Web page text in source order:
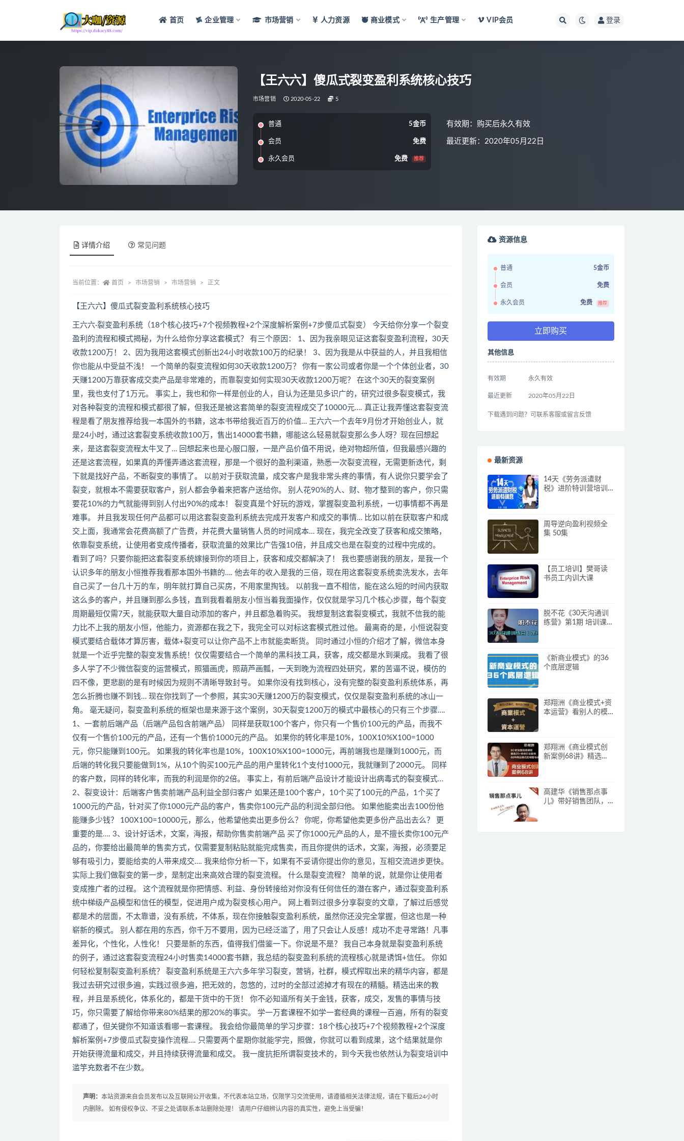
首页 企业管理 市场营销 人力资源 商业模式 生产管理 VIP会员 登录
【王六六】傻瓜式裂变盈利系统核心技巧
市场营销 2020-05-22 5
普通 5金币
会员 免费
永久会员 免费 推荐
有效期：购买后永久有效
最近更新：2020年05月22日
详情介绍 常见问题
当前位置： 首页 市场营销 市场营销 正文
【王六六】傻瓜式裂变盈利系统核心技巧
王六六·裂变盈利系统（18个核心技巧+7个视频教程+2个深度解析案例+7步傻瓜式裂变） 今天给你分享一个裂变
盈利的流程和模式揭秘，为什么给你分享这套模式？ 有三个原因： 1、因为我亲眼见证这套裂变盈利流程，30天
收款1200万！ 2、因为我用这套模式创新出24小时收款100万的纪录！ 3、因为我是从中获益的人，并且我相信
你也能从中受益不浅！ 一个简单的裂变流程如何30天收款1200万？ 你有一家公司或者你是一个个体创业者，30
天赚1200万靠获客成交卖产品是非常难的，而靠裂变如何实现30天收款1200万呢？ 在这个30天的裂变案例
里，我也支付了1万元。 事实上，我也和你一样是创业的人，自认为还是见多识广的，研究过很多裂变模式，我
对各种裂变的流程和模式都很了解，但我还是被这套简单的裂变流程成交了10000元…. 真正让我弄懂这套裂变流
程是看了朋友推荐给我一本国外的书籍，这本书带给我近百万的价值… 王六六一个去年9月份才开始创业人，就
是24小时，通过这套裂变系统收款100万，售出14000套书籍，哪能这么轻易就裂变那么多人呀？现在回想起
来，是这套裂变流程太牛叉了… 回想起来也是心服口服，一是产品价值不用说，绝对物超所值，但我最感兴趣的
还是这套流程，如果真的弄懂弄通这套流程，那是一个很好的盈利渠道，熟悉一次裂变流程，无需更新迭代，剩
下就是找好产品，不断裂变的事情了。 以前对于获取流量，成交客户是我非常头疼的事情，有人说你只要学会了
裂变，就根本不需要获取客户，别人都会争着来把客户送给你。 别人花90%的人、财、物才整到的客户，你只需
要花10%的力气就能得到别人付出90%的成本！ 裂变真是个好玩的游戏，掌握裂变盈利系统，一切事情都不再是
难事。 并且我发现任何产品都可以用这套裂变盈利系统去完成开发客户和成交的事情… 比如以前在获取客户和成
交上面，我通常会花费高额了广告费，并花费大量销售人员的时间成本… 现在，我完全改变了获客和成交策略，
依靠裂变系统，让使用者变成传播者，获取流量的效果比广告强10倍，并且成交也是在裂变的过程中完成的。
看到了吗？只要你能把这套裂变系统嫁接到你的项目上，获客和成交都解决了！ 我也要感谢我的朋友，是我一个
认识多年的朋友小恒推荐我看那本国外书籍的…. 他去年的收入是我的三倍，现在用这套裂变系统卖洗发水，去年
自己买了一台几十万的车，明年就打算自己买房，不用家里掏钱。 以前我一直不相信，能在这么短的时间内获取
这么多的客户，并且赚到那么多钱，直到我看着朋友小恒当着我面操作，仅仅就是学习几个核心步骤，每个裂变
周期最短仅需7天，就能获取大量自动添加的客户，并且都急着购买。 我想复制这套裂变模式，我就不信我的能
力比不上我的朋友小恒，他能力，资源都在我之下，我完全可以对标这套模式胜过他。 最离奇的是，小恒说裂变
模式要结合载体才算厉害，载体+裂变可以让你产品不上市就能卖断货。 同时通过小恒的介绍才了解，微信本身
就是一个近乎完整的裂变发售系统！仅仅需要结合一个简单的黑科技工具，获客，成交都是水到渠成。 我看了很
多人学了不少微信裂变的运营模式，照猫画虎，照葫芦画瓢，一天到晚为流程四处研究，累的苦逼不说，模仿的
四不像，更悲剧的是有时候因为规则不清晰导致封号。 如果你没有找到核心，没有完整的裂变盈利系统体系，再
怎么折腾也赚不到钱… 现在你找到了一个参照，其实30天赚1200万的裂变模式，仅仅是裂变盈利系统的冰山一
角。 毫无疑问，裂变盈利系统的框架也是来源于这个案例，30天裂变1200万的模式中最核心的只有三个步骤….
1、一套前后端产品（后端产品包含前端产品） 同样是获取100个客户，你只有一个售价100元的产品，而我不
仅有一个售价100元的产品，还有一个售价1000元的产品。 如果你的转化率是10%，100X10%X100=1000
元，你只能赚到100元。 如果我的转化率也是10%，100X10%X100=1000元，再前端我也是赚到1000元，而
后端的转化我只要能做到1%，从10个购买100元产品的用户里转化1个支付1000元，我就赚到了2000元。 同样
的客户数，同样的转化率，而我的利润是你的2倍。 事实上，有前后端产品设计才能设计出病毒式的裂变模式…
2、裂变设计：后端客户售卖前端产品利益全部归客户 如果还是100个客户，10个买了100元的产品，1个买了
1000元的产品，针对买了你1000元产品的客户，售卖你100元产品的利润全部归他。 如果他能卖出去100份他
能赚多少钱？ 100X100=10000元，那么，他希望他卖出更多份么？ 你呢，你希望他卖更多份产品出去么？ 更
重要的是…. 3、设计好话术，文案，海报，帮助你售卖前端产品 买了你1000元产品的人，是不擅长卖你100元产
品的，你要给出最简单的售卖方式，仅需要复制粘贴就能完成售卖，而且你提供的话术，文案，海报，必须要足
够有吸引力，要能给卖的人带来成交…. 我来给你分析一下，如果有不妥请你提出你的意见，互相交流进步更快。
实际上我们做裂变的第一步，是制定出来高效合理的裂变流程。 什么是裂变流程？ 简单的说，就是你让使用者
变成推广者的过程。 这个流程就是你把情感、利益、身份转接给对你没有任何信任的潜在客户，通过裂变盈利系
统中梯级产品模型和信任的模型，促进用户成为裂变核心用户。 网上看到过很多分享裂变的文章，了解过后感觉
都是术的层面，不太靠谱，没有系统，不体系，现在你接触裂变盈利系统，虽然你还没完全掌握，但这也是一种
崭新的模式。 别人都在用的东西，你千万不要用，因为已经泛滥了，用了只会让人反感！成功不走寻常路！凡事
差异化，个性化，人性化！ 只要是新的东西，值得我们借鉴一下。你说是不是？ 我自己本身就是裂变盈利系统
的例子，通过这套裂变流程24小时售卖14000套书籍，我总结的裂变盈利系统的流程核心就是诱饵+信任。 你如
何轻松复制裂变盈利系统？ 裂变盈利系统是王六六多年学习裂变，营销，社群，模式榨取出来的精华内容，都是
我过去研究过很多遍，实践过很多遍，把无效的，忽悠的，过时的全部过滤掉才有现在的精髓。精选出来的教
程，并且是系统化，体系化的，都是干货中的干货！ 你不必知道所有关于金钱，获客，成交，发售的事情与技
巧，你只需要了解给你带来80%结果的那20%的事实。 学一万套课程不如学一套经典的课程一百遍，所有的裂变
都通了，但关键你不知道该看哪一套课程。 我会给你最简单的学习步骤：18个核心技巧+7个视频教程+2个深度
解析案例+7步傻瓜式裂变操作流程…. 只需要两个星期你就能学完，照做，你就可以看到成果，这个结果就是你
开始获得流量和成交，并且持续获得流量和成交。 我一度抗拒所谓裂变技术的，到今天我也依然认为裂变培训中
滥竽充数者不在少数。
声明： 本站资源来自会员发布以及互联网公开收集，不代表本站立场，仅限学习交流使用，请遵循相关法律法规，请在下载后24小时
内删除。 如有侵权争议、不妥之处请联系本站删除处理！ 请用户仔细辨认内容的真实性，避免上当受骗！
资源信息
普通 5金币
会员 免费
永久会员 免费 推荐
立即购买
其他信息
有效期 永久有效
最近更新 2020年05月22日
下载遇到问题？可联系客服或留言反馈
最新资源
14天《劳务派遣财
税》进阶特训营培训
周导逆向盈利视频全
集 50集
【员工培训】樊哥读
书员工内训大课
脱不花《30天沟通训
练营》第1期 培训课程
《新商业模式》的36
个底层逻辑
郑翔洲《商业模式+资
本运营》看别人的模
郑翔洲《商业模式创
新案例68讲》精选
高建华《销售那点事
儿》带好销售团队，